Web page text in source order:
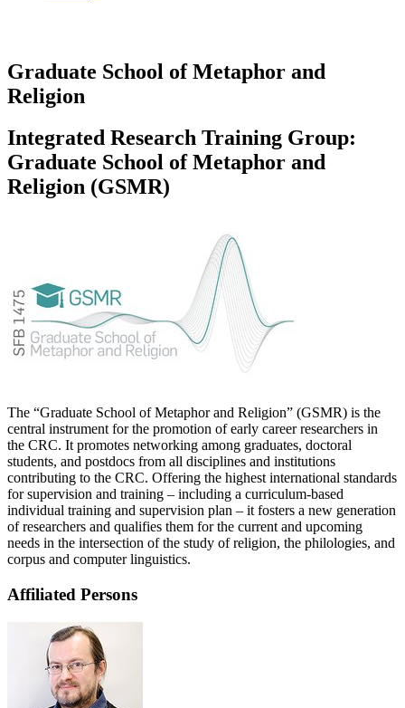
Graduate School of Metaphor and
Religion
Integrated Research Training Group:
Graduate School of Metaphor and
Religion (GSMR)
The “Graduate School of Metaphor and Religion” (GSMR) is the
central instrument for the promotion of early career researchers in
the CRC. It promotes networking among graduates, doctoral
students, and postdocs from all disciplines and institutions
contributing to the CRC. Offering the highest international standards
for supervision and training – including a curriculum-based
individual training and supervision plan – it fosters a new generation
of researchers and qualifies them for the current and upcoming
needs in the intersection of the study of religion, the philologies, and
corpus and computer linguistics.
Affiliated Persons